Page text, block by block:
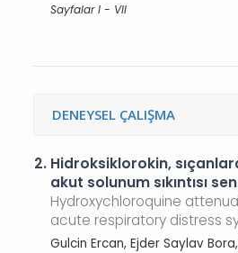
Sayfalar I - VII
DENEYSEL ÇALIŞMA
2. Hidroksiklorokin,
akut solunum sıkıntısı
Hydroxychloroquine
acute respiratory distress
Gulcin Ercan, Ejder Saylav